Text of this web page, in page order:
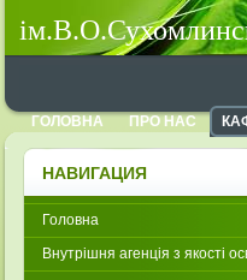
ГОЛОВНА ПРО НАС
НАВИГАЦИЯ
Головна
Внутрішня агенція з якості